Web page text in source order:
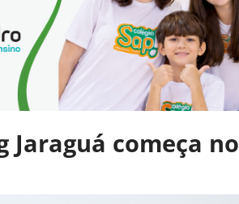
Jaraguá começa no